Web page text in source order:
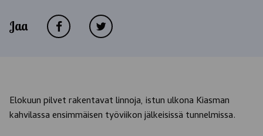
Jaa
Elokuun pilvet rakentavat linnoja, istun ulkona Kiasman
kahvilassa ensimmäisen työviikon jälkeisissä tunnelmissa.